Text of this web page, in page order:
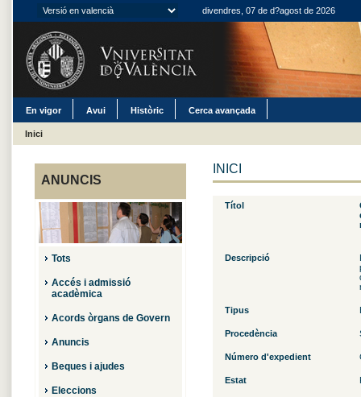
divendres, 07 de d?agost de 2026
En vigor Avui Històric Cerca avançada
Inici
ANUNCIS
Tots
Accés i admissió
acadèmica
Acords òrgans de Govern
Anuncis
Beques i ajudes
Eleccions
INICI
Títol
Descripció
Tipus
Procedència
Número d'expedient
Estat